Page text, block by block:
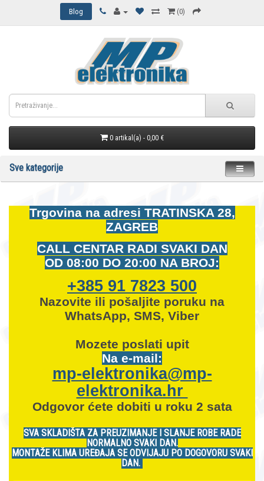
Blog (0)
0 artikal(a) - 0,00 €
Sve kategorije
Trgovina na adresi TRATINSKA 28,
ZAGREB
CALL CENTAR RADI SVAKI DAN
OD 08:00 DO 20:00 NA BROJ:
+385 91 7823 500
Nazovite ili pošaljite poruku na
WhatsApp, SMS, Viber
Mozete poslati upit
Na e-mail:
mp-elektronika@mp-
elektronika.hr
Odgovor ćete dobiti u roku 2 sata
SVA SKLADIŠTA ZA PREUZIMANJE I SLANJE ROBE RADE
NORMALNO SVAKI DAN.
MONTAŽE KLIMA UREĐAJA SE ODVIJAJU PO DOGOVORU SVAKI
DAN.